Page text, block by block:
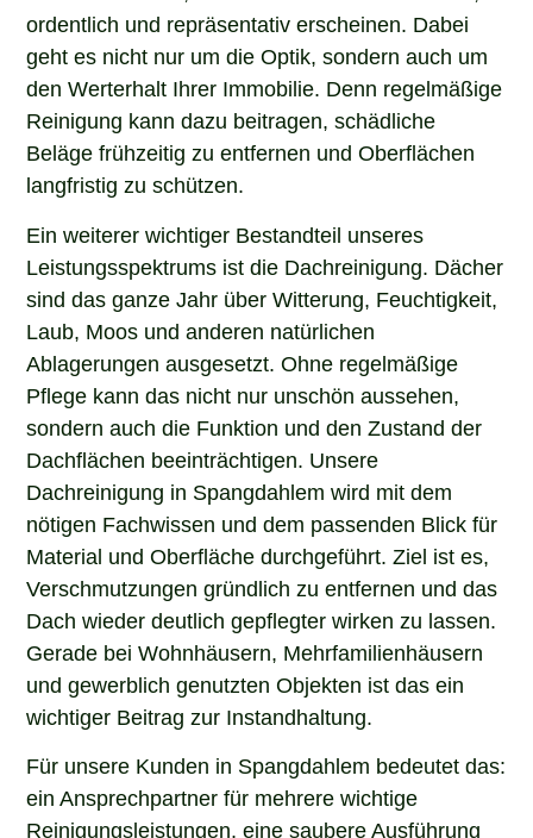
ordentlich und repräsentativ erscheinen. Dabei
geht es nicht nur um die Optik, sondern auch um
den Werterhalt Ihrer Immobilie. Denn regelmäßige
Reinigung kann dazu beitragen, schädliche
Beläge frühzeitig zu entfernen und Oberflächen
langfristig zu schützen.
Ein weiterer wichtiger Bestandteil unseres
Leistungsspektrums ist die Dachreinigung. Dächer
sind das ganze Jahr über Witterung, Feuchtigkeit,
Laub, Moos und anderen natürlichen
Ablagerungen ausgesetzt. Ohne regelmäßige
Pflege kann das nicht nur unschön aussehen,
sondern auch die Funktion und den Zustand der
Dachflächen beeinträchtigen. Unsere
Dachreinigung in Spangdahlem wird mit dem
nötigen Fachwissen und dem passenden Blick für
Material und Oberfläche durchgeführt. Ziel ist es,
Verschmutzungen gründlich zu entfernen und das
Dach wieder deutlich gepflegter wirken zu lassen.
Gerade bei Wohnhäusern, Mehrfamilienhäusern
und gewerblich genutzten Objekten ist das ein
wichtiger Beitrag zur Instandhaltung.
Für unsere Kunden in Spangdahlem bedeutet das:
ein Ansprechpartner für mehrere wichtige
Reinigungsleistungen, eine saubere Ausführung